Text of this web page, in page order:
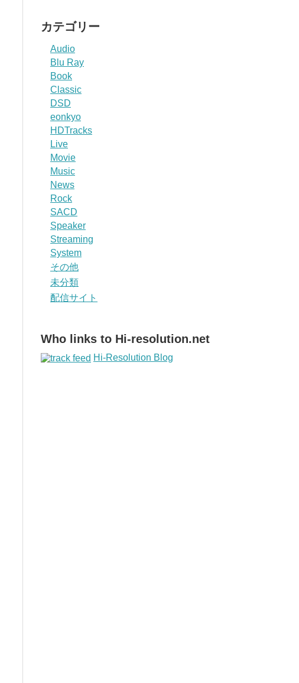
カテゴリー
Audio
Blu Ray
Book
Classic
DSD
eonkyo
HDTracks
Live
Movie
Music
News
Rock
SACD
Speaker
Streaming
System
その他
未分類
配信サイト
Who links to Hi-resolution.net
Hi-Resolution Blog